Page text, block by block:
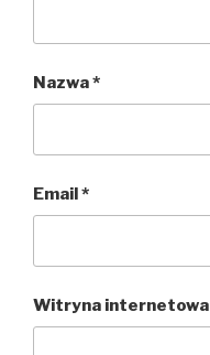
Nazwa*
Email*
Witryna internetowa